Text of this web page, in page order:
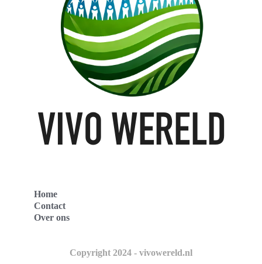
Home
Contact
Over ons
Copyright 2024 - vivowereld.nl